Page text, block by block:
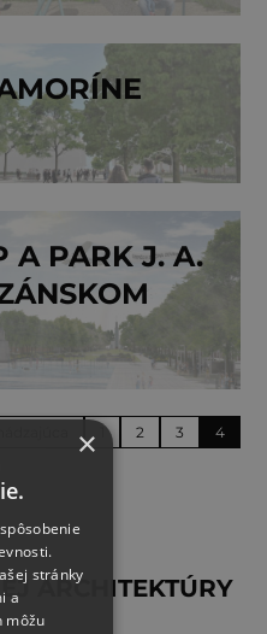
A PARK J. A.
2 3 4
ARCHITEKTÚRY
×
stránky
a
môžu